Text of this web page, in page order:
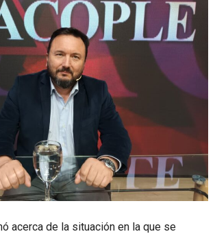
acerca de la situación en la que se